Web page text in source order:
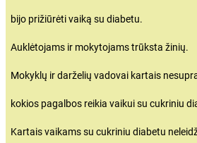
bijo prižiūrėti vaiką su diabetu.
Auklėtojams ir mokytojams trūksta žinių.
Mokyklų ir darželių vadovai kartais
kokios pagalbos reikia vaikui su cukriniu
Kartais vaikams su cukriniu diabetu